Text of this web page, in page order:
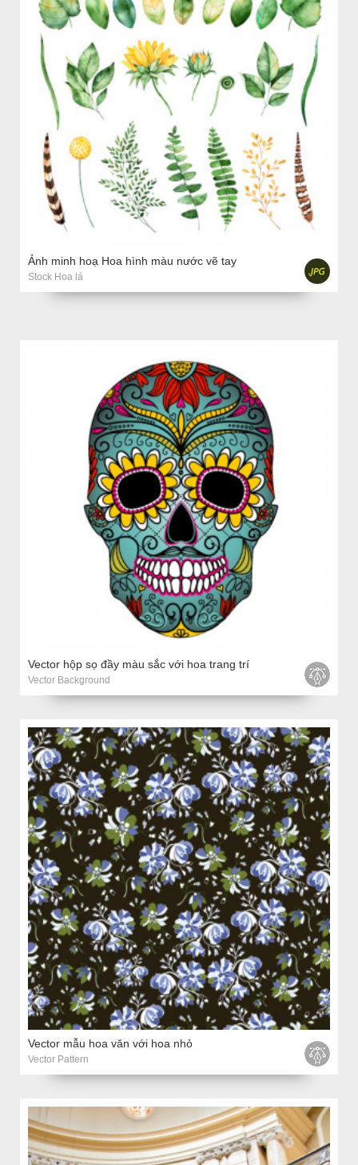
Ảnh minh hoạ Hoa hình màu nước vẽ tay
Stock Hoa lá
Vector hộp sọ đầy màu sắc với hoa trang trí
Vector Background
Vector mẫu hoa văn với hoa nhỏ
Vector Pattern